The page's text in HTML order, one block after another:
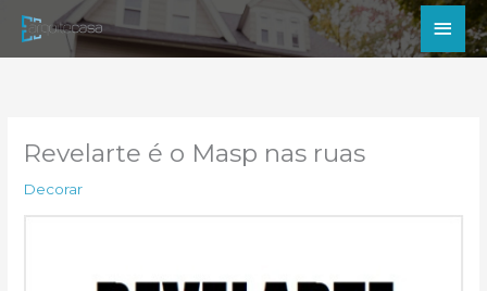
para
Revelarte é o Masp nas ruas
Decorar